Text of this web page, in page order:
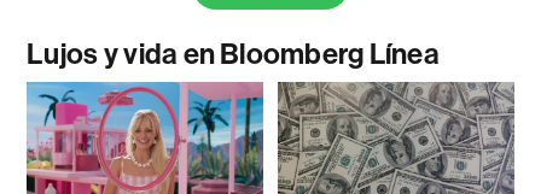
Lujos y vida en Bloomberg Línea